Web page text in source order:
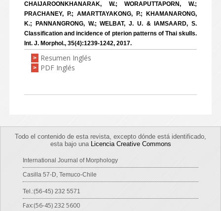
CHAIJAROONKHANARAK, W.; WORAPUTTAPORN, W.;
PRACHANEY, P.; AMARTTAYAKONG, P.; KHAMANARONG,
K.; PANNANGRONG, W.; WELBAT, J. U. & IAMSAARD, S.
Classification and incidence of pterion patterns of Thai skulls.
Int. J. Morphol., 35(4):1239-1242, 2017.
> Resumen Inglés
> PDF Inglés
Todo el contenido de esta revista, excepto dónde está identificado,
esta bajo una Licencia Creative Commons
International Journal of Morphology
Casilla 57-D, Temuco-Chile
Tel.:(56-45) 232 5571
Fax:(56-45) 232 5600